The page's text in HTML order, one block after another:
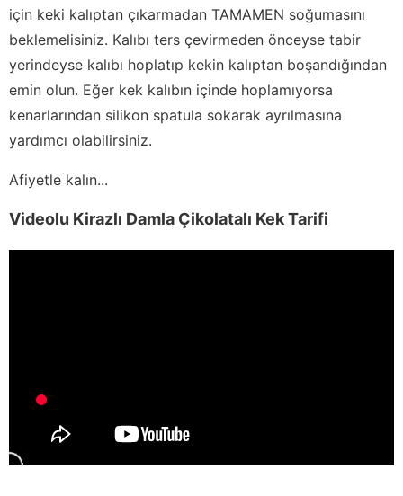
için keki kalıptan çıkarmadan TAMAMEN soğumasını
beklemelisiniz. Kalıbı ters çevirmeden önceyse tabir
yerindeyse kalıbı hoplatıp kekin kalıptan boşandığından
emin olun. Eğer kek kalıbın içinde hoplamıyorsa
kenarlarından silikon spatula sokarak ayrılmasına
yardımcı olabilirsiniz.
Afiyetle kalın...
Videolu Kirazlı Damla Çikolatalı Kek Tarifi